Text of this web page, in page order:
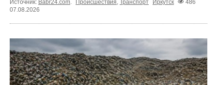
Источник: Babr24.com Происшествия Транспорт Иркутск
486
07.08.2026